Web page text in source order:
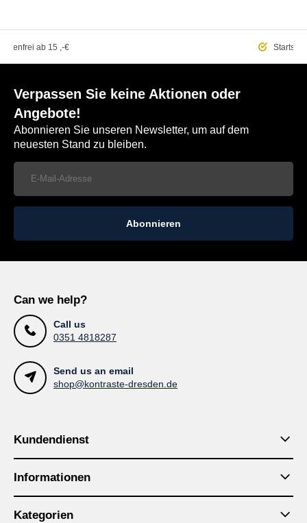
ab 15 ,-€
Verpassen Sie keine Aktionen oder
Angebote!
Abonnieren Sie unseren Newsletter, um auf dem
neuesten Stand zu bleiben.
Abonnieren
Can we help?
Call us
0351 4818287
Send us an email
shop@kontraste-dresden.de
Kundendienst
Informationen
Kategorien